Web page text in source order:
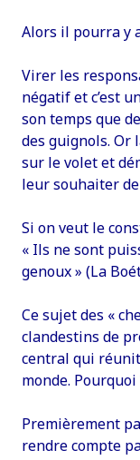
Alors il pourra y
Virer les
négatif et c’est
son temps que
des guignols. Or
sur le volet et
leur souhaiter
Si on veut le
« Ils ne sont
genoux » (La
Ce sujet des «
clandestins de
central qui
monde. Pourquoi
Premièrement
rendre compte